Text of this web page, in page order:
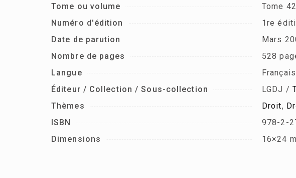
Tome ou volume
Tome
Numéro d'édition
1re
Date de parution
Mars
Nombre de pages
528
Langue
Français
Éditeur / Collection / Sous-collection
LGDJ /
Thèmes
Droit,
ISBN
978-2-
Dimensions
16×24